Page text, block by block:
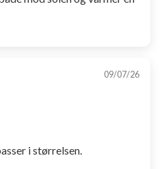
09/07/26
i størrelsen.